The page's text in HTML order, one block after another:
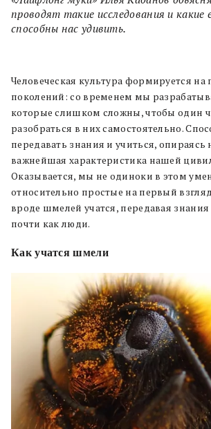
проводят такие исследования и
способны нас удивить.
Человеческая культура формируется
поколений: со временем мы
которые слишком сложны, чтобы один
разобраться в них самостоятельно.
передавать знания и учиться,
важнейшая характеристика нашей
Оказывается, мы не одиноки в этом
относительно простые на первый
вроде шмелей учатся, передавая
почти как люди.
Как учатся шмели